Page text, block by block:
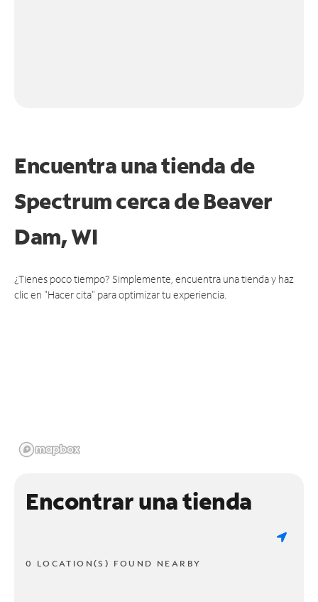
Encuentra una tienda de
Spectrumcerca de Beaver
Dam, WI
¿Tienes poco tiempo? Simplemente, encuentra una tienda y haz
clic en "Hacer cita" para optimizar tu experiencia.
Encontrar una tienda
0 LOCATION(S) FOUND NEARBY